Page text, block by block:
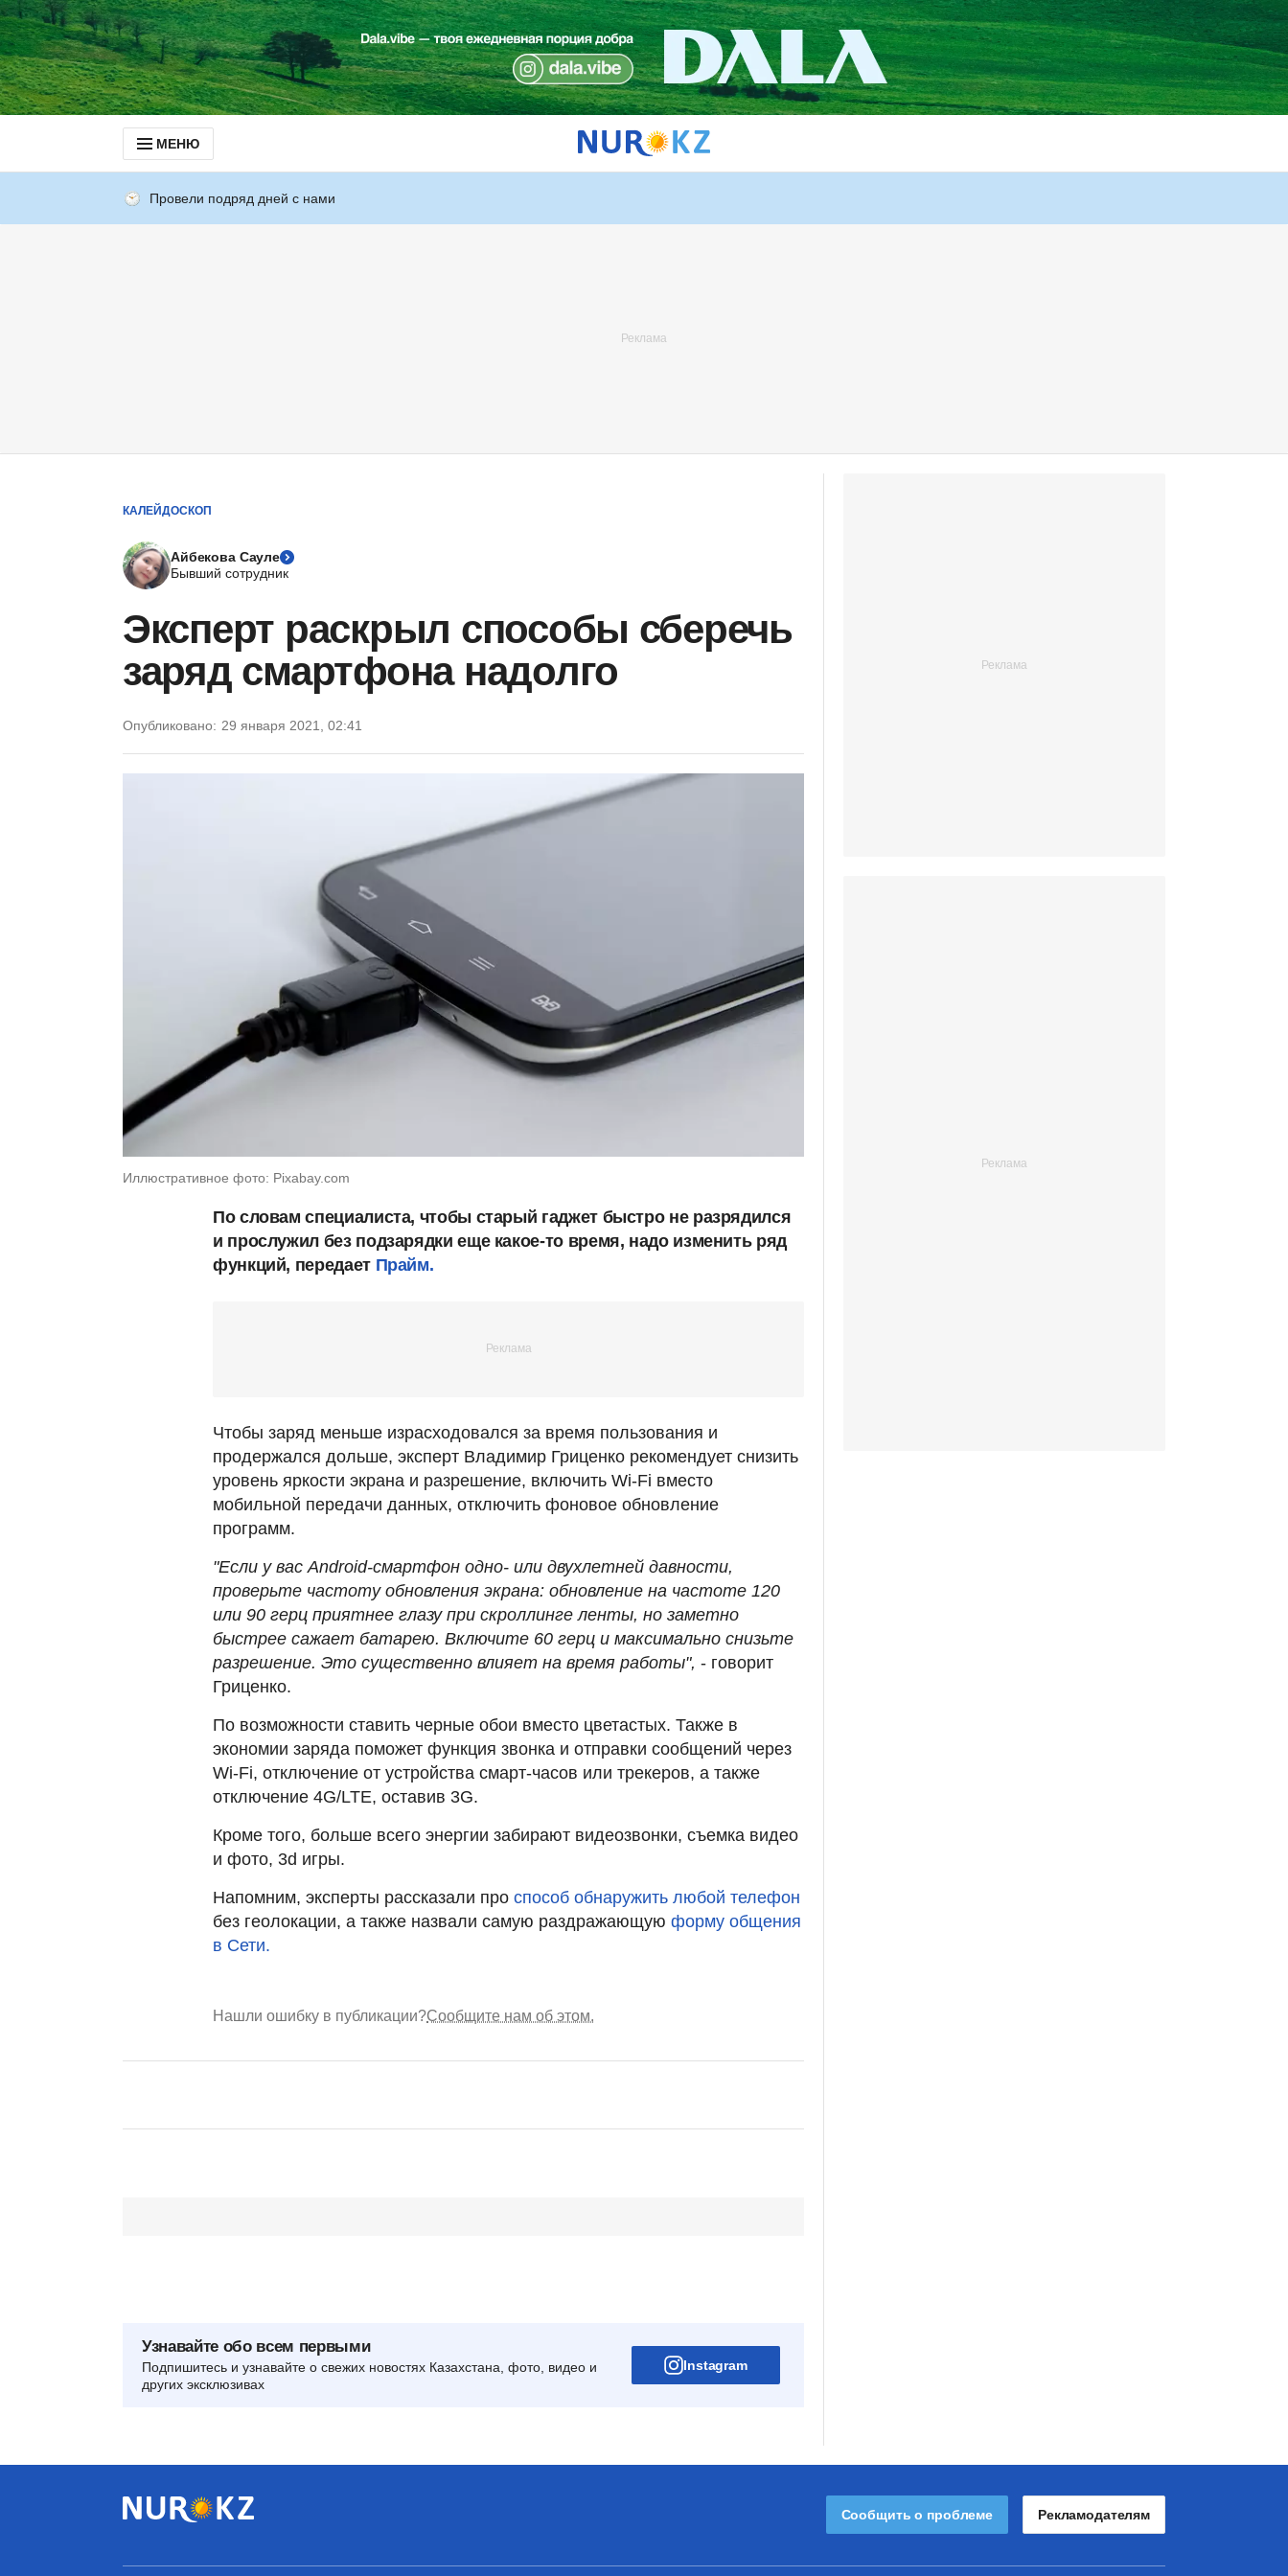
МЕНЮ
Провели подряд дней с нами
КАЛЕЙДОСКОП
Айбекова Сауле
Бывший сотрудник
Эксперт раскрыл способы сберечь
заряд смартфона надолго
Опубликовано: 29 января 2021, 02:41
Иллюстративное фото: Pixabay.com
По словам специалиста, чтобы старый гаджет быстро не разрядился
и прослужил без подзарядки еще какое-то время, надо изменить ряд
функций, передает Прайм.
Чтобы заряд меньше израсходовался за время пользования и
продержался дольше, эксперт Владимир Гриценко рекомендует снизить
уровень яркости экрана и разрешение, включить Wi-Fi вместо
мобильной передачи данных, отключить фоновое обновление
программ.
"Если у вас Android-смартфон одно- или двухлетней давности,
проверьте частоту обновления экрана: обновление на частоте 120
или 90 герц приятнее глазу при скроллинге ленты, но заметно
быстрее сажает батарею. Включите 60 герц и максимально снизьте
разрешение. Это существенно влияет на время работы", - говорит
Гриценко.
По возможности ставить черные обои вместо цветастых. Также в
экономии заряда поможет функция звонка и отправки сообщений через
Wi-Fi, отключение от устройства смарт-часов или трекеров, а также
отключение 4G/LTE, оставив 3G.
Кроме того, больше всего энергии забирают видеозвонки, съемка видео
и фото, 3d игры.
Напомним, эксперты рассказали про способ обнаружить любой телефон
без геолокации, а также назвали самую раздражающую форму общения
в Сети.
Нашли ошибку в публикации?Сообщите нам об этом.
Узнавайте обо всем первыми
Подпишитесь и узнавайте о свежих новостях Казахстана, фото, видео и
других эксклюзивах
Instagram
Сообщить о проблеме Рекламодателям